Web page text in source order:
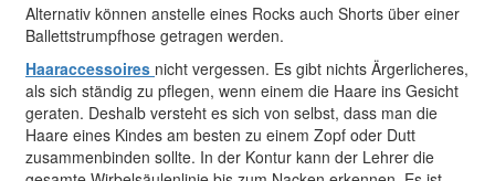
Alternativ können anstelle eines Rocks auch Shorts über einer
Ballettstrumpfhose getragen werden.
Haaraccessoires nicht vergessen. Es gibt nichts Ärgerlicheres,
als sich ständig zu pflegen, wenn einem die Haare ins Gesicht
geraten. Deshalb versteht es sich von selbst, dass man die
Haare eines Kindes am besten zu einem Zopf oder Dutt
zusammenbinden sollte. In der Kontur kann der Lehrer die